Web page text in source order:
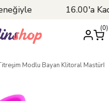
16.00'a
0
Modlu Bayan Klitoral Mastürbatör